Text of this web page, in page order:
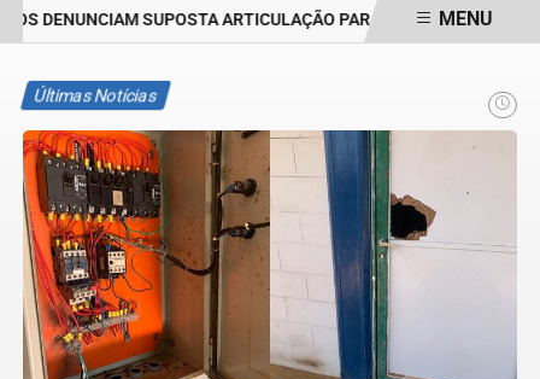
DENUNCIAM SUPOSTA ARTICULAÇÃO PARA INVASÕES DEMENU
Últimas Notícias